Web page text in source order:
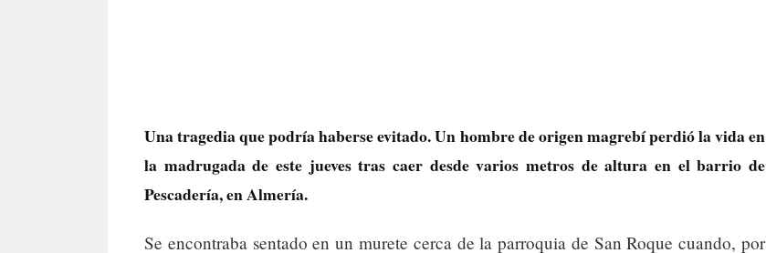
Una tragedia que podría haberse evitado. Un hombre de origen magrebí perdió la vida en
la madrugada de este jueves tras caer desde varios metros de altura en el barrio de
Pescadería, en Almería.
Se encontraba sentado en un murete cerca de la parroquia de San Roque cuando, por